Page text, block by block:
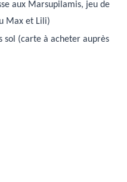
aux Marsupilamis, jeu de
Max et Lili)
sol (carte à acheter auprès